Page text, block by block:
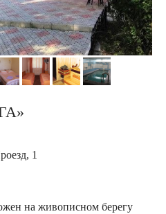
1
на живописном берегу